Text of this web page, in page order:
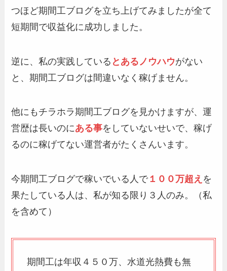
つほど期間工ブログを立ち上げてみましたが全て
短期間で収益化に成功しました。
逆に、私の実践している とあるノウハウがない
と、期間工ブログは間違いなく稼げません。
他にもチラホラ期間工ブログを見かけますが、運
営歴は長いのにある事をしていないせいで、稼げ
るのに稼げてない運営者がたくさんいます。
今期間工ブログで稼いでいる人で１００万超え を
果たしている人は、私が知る限り３人のみ。（私
を含めて）
期間工は年収４５０万、水道光熱費も無